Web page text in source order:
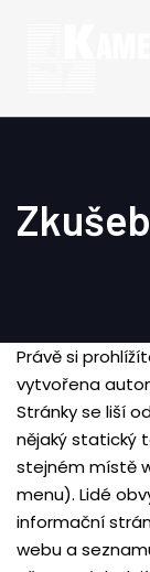
Skip
Právě si
vytvořena
Stránky se liší
nějaký statický
stejném místě
menu). Lidé
informační
webu a